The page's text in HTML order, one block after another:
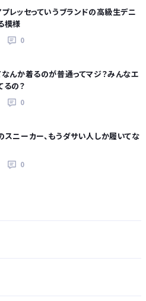
プレッセっていうブランドの高級生デニ
模様
0
んか着るのが普通ってマジ？みんなエ
るの？
0
スニーカー、もうダサい人しか履いてな
0